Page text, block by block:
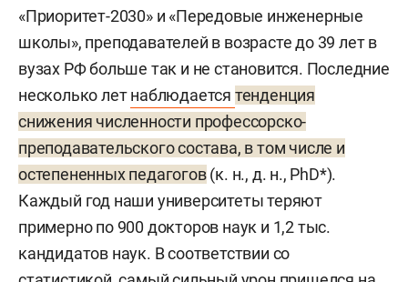
«Приоритет-2030» и «Передовые инженерные
школы», преподавателей в возрасте до 39 лет в
вузах РФ больше так и не становится. Последние
несколько летнаблюдается тенденция
снижения численности профессорско-
преподавательского состава, в том числе и
остепененных педагогов(к. н., д. н., PhD*).
Каждый год наши университеты теряют
примерно по 900 докторов наук и 1,2 тыс.
кандидатов наук. В соответствии со